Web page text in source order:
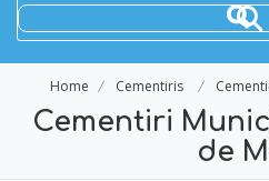
Home Cementiris
Cementiri
de